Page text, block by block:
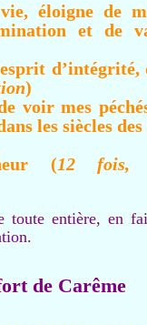
éloigne de
et de
d’intégrité,
)
voir mes
les siècles des
(12 fois,
toute entière, en
de Carême